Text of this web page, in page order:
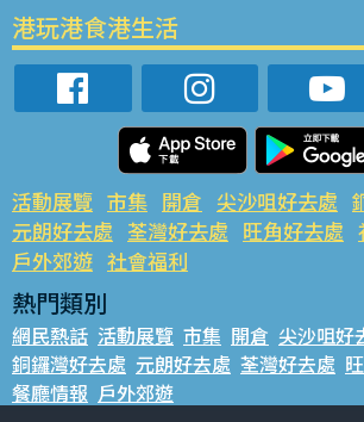
港玩港食港生活
活動展覽 市集 開倉 尖沙咀好去處
元朗好去處 荃灣好去處 旺角好去處
戶外郊遊 社會福利
熱門類別
網民熱話 活動展覽 市集 開倉 尖沙咀好
銅鑼灣好去處 元朗好去處 荃灣好去處
餐廳情報 戶外郊遊